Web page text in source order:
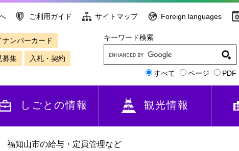
ご利用ガイド サイトマップ Foreign languages
ナンバーカード
募集 入札・契約
キーワード検索
すべて ページ PDF
しごとの情報 観光情報
福知山市の給与・定員管理など